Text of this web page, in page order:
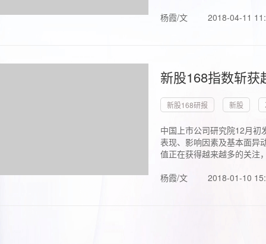
杨霞/文
2018-04-11
新股168指数斩
新股168研报 新股
中国上市公司研究院12月初
表现、影响因素及基本面异
值正在获得越来越多的关注
杨霞/文
2018-01-10